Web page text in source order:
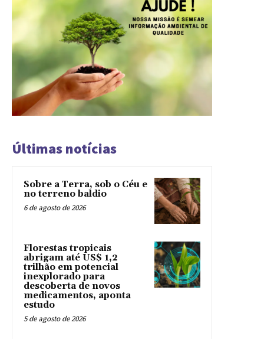
Últimas notícias
Sobre a Terra, sob o Céu e
no terreno baldio
6 de agosto de 2026
Florestas tropicais
abrigam até US$ 1,2
trilhão em potencial
inexplorado para
descoberta de novos
medicamentos, aponta
estudo
5 de agosto de 2026